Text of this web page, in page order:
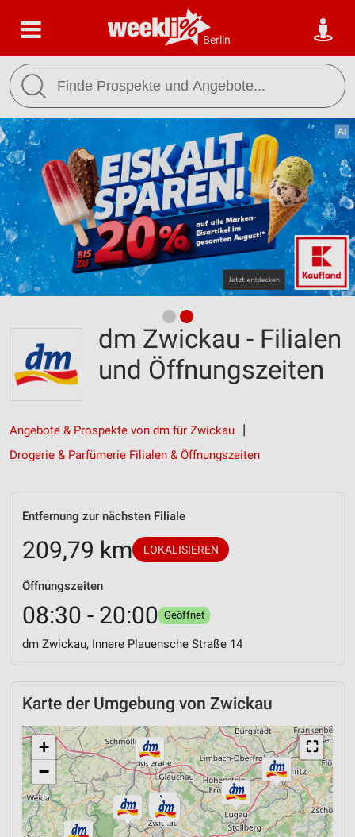
Berlin
dm Zwickau - Filialen
und Öffnungszeiten
Angebote & Prospekte von dm für Zwickau
Drogerie & Parfümerie Filialen & Öffnungszeiten
Entfernung zur nächsten Filiale
209,79 km LOKALISIEREN
Öffnungszeiten
08:30 - 20:00 Geöffnet
dm Zwickau, Innere Plauensche Straße 14
Karte der Umgebung von Zwickau
⛶
+
−